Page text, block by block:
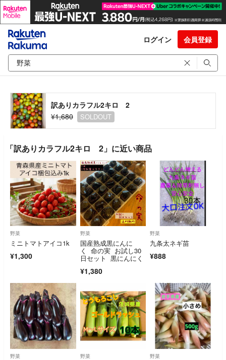
ログイン 会員登録
訳ありカラフル2キロ 2
¥1,680
SOLDOUT
「訳ありカラフル2キロ 2」に近い商品
野菜
ミニトマトアイコ1k
¥1,300
野菜
国産熟成黒にんに
く 命の実 お試し30
日セット 黒にんにく
¥1,380
野菜
九条太ネギ苗
¥888
野菜 野菜 野菜